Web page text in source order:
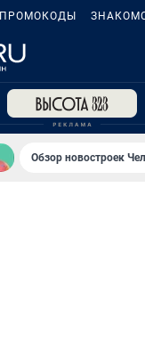
ПРОМОКОДЫ
Обзор новостроек